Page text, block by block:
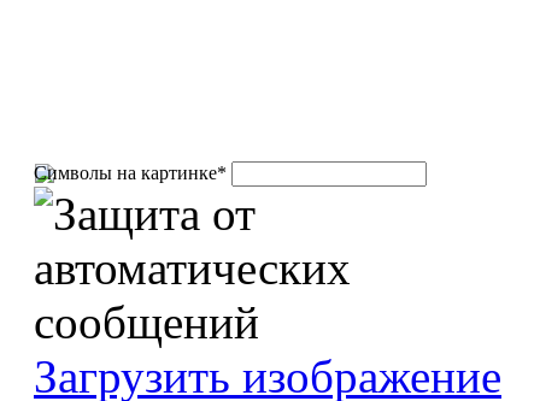
Символы на картинке*
Загрузить изображение